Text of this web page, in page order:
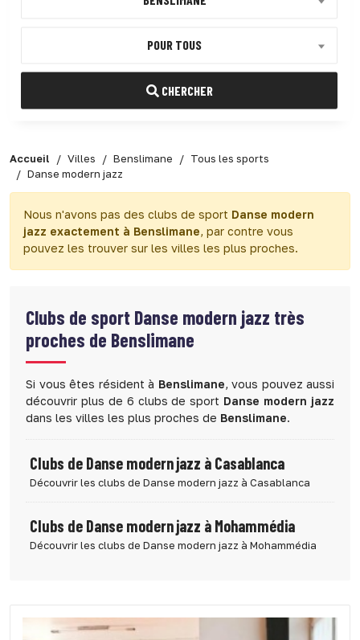
POUR TOUS
CHERCHER
Accueil Villes Benslimane
Tous les sports
Danse modern jazz
Nous n'avons pas des clubs de sport Danse modern
jazz exactement à Benslimane, par contre vous
pouvez les trouver sur les villes les plus proches.
Clubs de sport Danse modern jazz très
proches de Benslimane
Si vous êtes résident à Benslimane, vous pouvez aussi
découvrir plus de 6 clubs de sport Danse modern jazz
dans les villes les plus proches de Benslimane.
Clubs de Danse modern jazz à Casablanca
Découvrir les clubs de Danse modern jazz à Casablanca
Clubs de Danse modern jazz à Mohammédia
Découvrir les clubs de Danse modern jazz à Mohammédia